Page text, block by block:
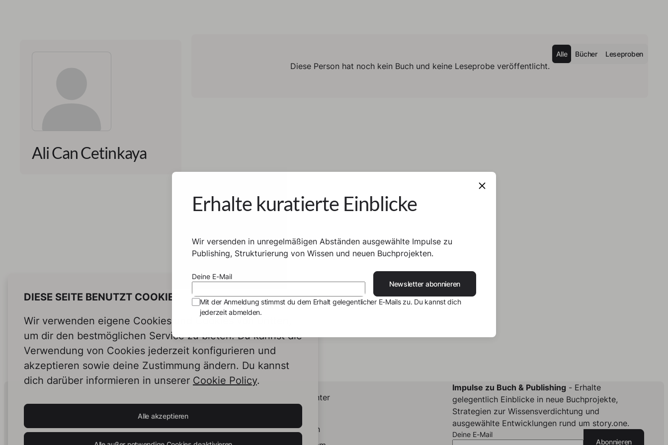
Ali Can Cetinkaya
Alle Bücher Leseproben
Diese Person hat noch kein Buch und keine Leseprobe veröffentlicht.
DIESE SEITE BENUTZT COOKIES
Wir verwenden eigene Cookies und Cookies von Dritten,
um dir den bestmöglichen Service zu bieten. Du kannst die
Verwendung von Cookies jederzeit konfigurieren und
akzeptieren sowie deine Zustimmung ändern. Du kannst
dich darüber informieren in unserer Cookie Policy.
Alle akzeptieren
Human Intelligence.
In Print.
Impulse zu Buch & Publishing- Erhalte
gelegentlich Einblicke in neue Buchprojekte,
Strategien zur Wissensverdichtung und
ausgewählte Entwicklungen rund um story.one.
Deine E-Mail
Abonnieren
Helpcenter
LinkedIn
Erhalte kuratierte Einblicke
Wir versenden in unregelmäßigen Abständen ausgewählte Impulse zu
Publishing, Strukturierung von Wissen und neuen Buchprojekten.
Deine E-Mail
Newsletter abonnieren
Mit der Anmeldung stimmst du dem Erhalt gelegentlicher E-Mails zu. Du kannst dich
jederzeit abmelden.